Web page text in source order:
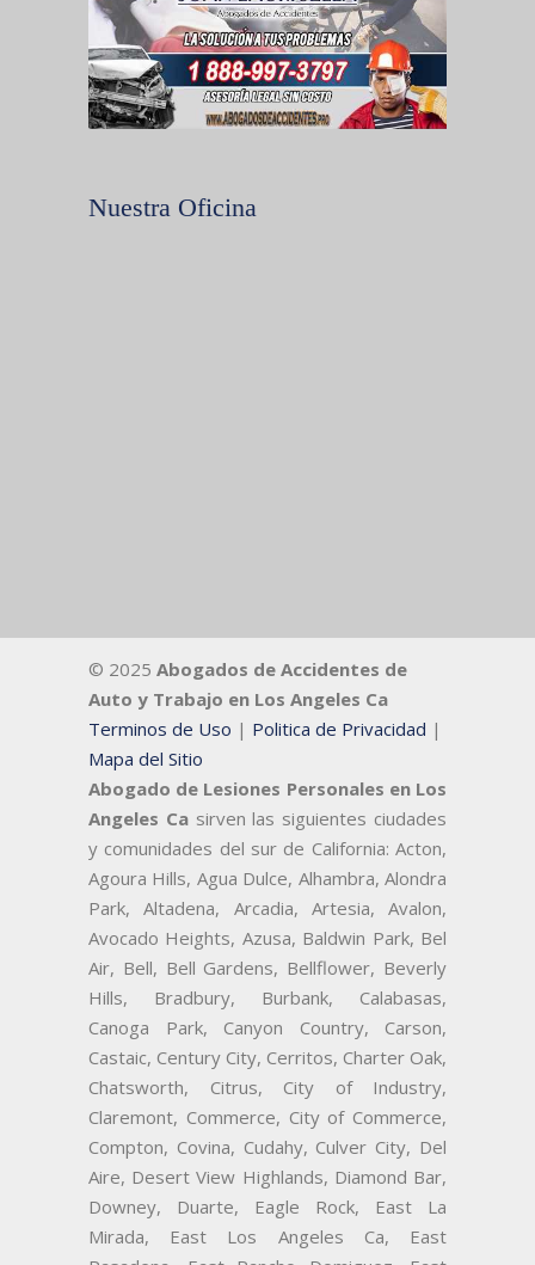
Nuestra Oficina
© 2025 Abogados de Accidentes de
Auto y Trabajo en Los Angeles Ca
Terminos de Uso | Politica de Privacidad |
Mapa del Sitio
Abogado de Lesiones Personales en Los
Angeles Casirven las siguientes ciudades
y comunidades del sur de California: Acton,
Agoura Hills, Agua Dulce, Alhambra, Alondra
Park, Altadena, Arcadia, Artesia, Avalon,
Avocado Heights, Azusa, Baldwin Park, Bel
Air, Bell, Bell Gardens, Bellflower, Beverly
Hills, Bradbury, Burbank, Calabasas,
Canoga Park, Canyon Country, Carson,
Castaic, Century City, Cerritos, Charter Oak,
Chatsworth, Citrus, City of Industry,
Claremont, Commerce, City of Commerce,
Compton, Covina, Cudahy, Culver City, Del
Aire, Desert View Highlands, Diamond Bar,
Downey, Duarte, Eagle Rock, East La
Mirada, East Los Angeles Ca, East